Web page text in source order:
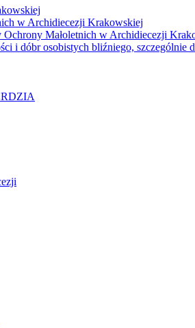
w Archidiecezji Krakowskiej
Ochrony Małoletnich w Archidiecezji
i dóbr osobistych bliźniego,